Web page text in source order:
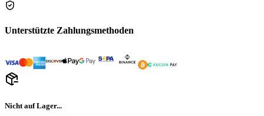
Unterstützte Zahlungsmethoden
Nicht auf Lager...